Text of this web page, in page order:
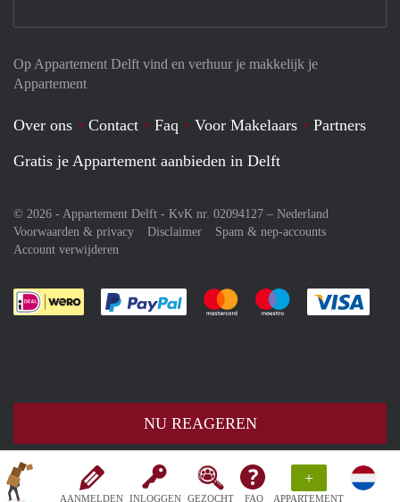
AANMELDEN INLOGGEN GEZOCHT FAQ
+
APPARTEMENT
NU REAGEREN
Op Appartement Delft vind en verhuur je makkelijk je
Appartement
Over ons Contact Faq Voor Makelaars
Partners
Gratis je Appartement aanbieden in Delft
© 2026 - Appartement Delft - KvK nr. 02094127 – Nederland
Voorwaarden & privacy
Disclaimer
Spam & nep-accounts
Account verwijderen
Je rekent gemakkelijk af met Paypal
Je rekent gemakkelijk af met
Je rekent